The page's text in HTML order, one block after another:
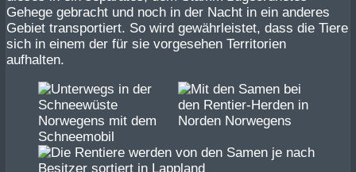
Gehege gebracht und noch in der Nacht in ein anderes
Gebiet transportiert. So wird gewährleistet, dass die Tiere
sich in einem der für sie vorgesehen Territorien
aufhalten.